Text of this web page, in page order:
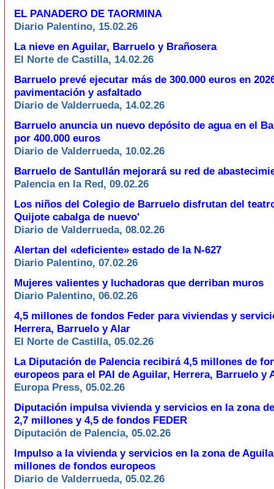
EL PANADERO DE TAORMINA
Diario Palentino, 15.02.26
La nieve en Aguilar, Barruelo y Brañosera
El Norte de Castilla, 14.02.26
Barruelo prevé ejecutar más de 300.000 euros en
pavimentación y asfaltado
Diario de Valderrueda, 14.02.26
Barruelo anuncia un nuevo depósito de agua en el
por 400.000 euros
Diario de Valderrueda, 10.02.26
Barruelo de Santullán mejorará su red de
Palencia en la Red, 09.02.26
Los niños del Colegio de Barruelo disfrutan del
Quijote cabalga de nuevo'
Diario de Valderrueda, 08.02.26
Alertan del «deficiente» estado de la N-627
Diario Palentino, 07.02.26
Mujeres valientes y luchadoras que derriban muros
Diario Palentino, 06.02.26
4,5 millones de fondos Feder para viviendas y
Herrera, Barruelo y Alar
El Norte de Castilla, 05.02.26
La Diputación de Palencia recibirá 4,5 millones de
europeos para el PAI de Aguilar, Herrera, Barruelo y
Europa Press, 05.02.26
Diputación impulsa vivienda y servicios en la zona
2,7 millones y 4,5 de fondos FEDER
Diputación de Palencia, 05.02.26
Impulso a la vivienda y servicios en la zona de
millones de fondos europeos
Diario de Valderrueda, 05.02.26